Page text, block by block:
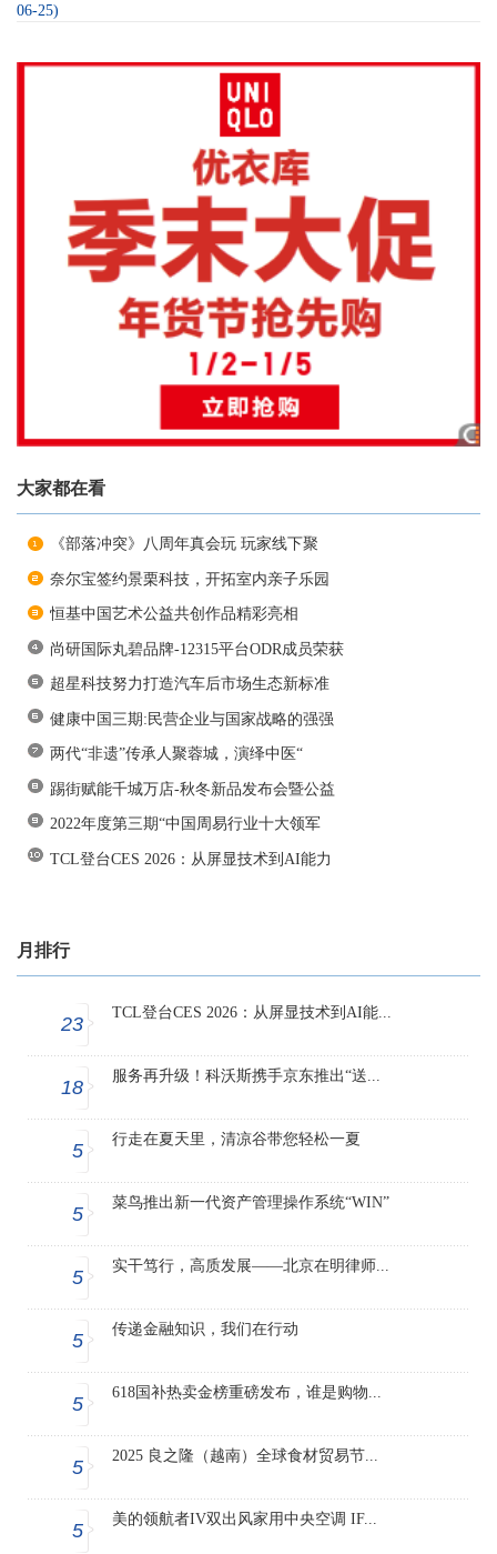
06-25)
大家都在看
《部落冲突》八周年真会玩 玩家线下聚
奈尔宝签约景栗科技，开拓室内亲子乐园
恒基中国艺术公益共创作品精彩亮相
尚研国际丸碧品牌-12315平台ODR成员荣获
超星科技努力打造汽车后市场生态新标准
健康中国三期:民营企业与国家战略的强强
两代“非遗”传承人聚蓉城，演绎中医“
踢街赋能千城万店-秋冬新品发布会暨公益
2022年度第三期“中国周易行业十大领军
TCL登台CES 2026：从屏显技术到AI能力
月排行
23
TCL登台CES 2026：从屏显技术到AI能...
18
服务再升级！科沃斯携手京东推出“送...
5
行走在夏天里，清凉谷带您轻松一夏
5
菜鸟推出新一代资产管理操作系统“WIN”
5
实干笃行，高质发展——北京在明律师...
5
传递金融知识，我们在行动
5
618国补热卖金榜重磅发布，谁是购物...
5
2025 良之隆（越南）全球食材贸易节...
5
美的领航者IV双出风家用中央空调 IF...